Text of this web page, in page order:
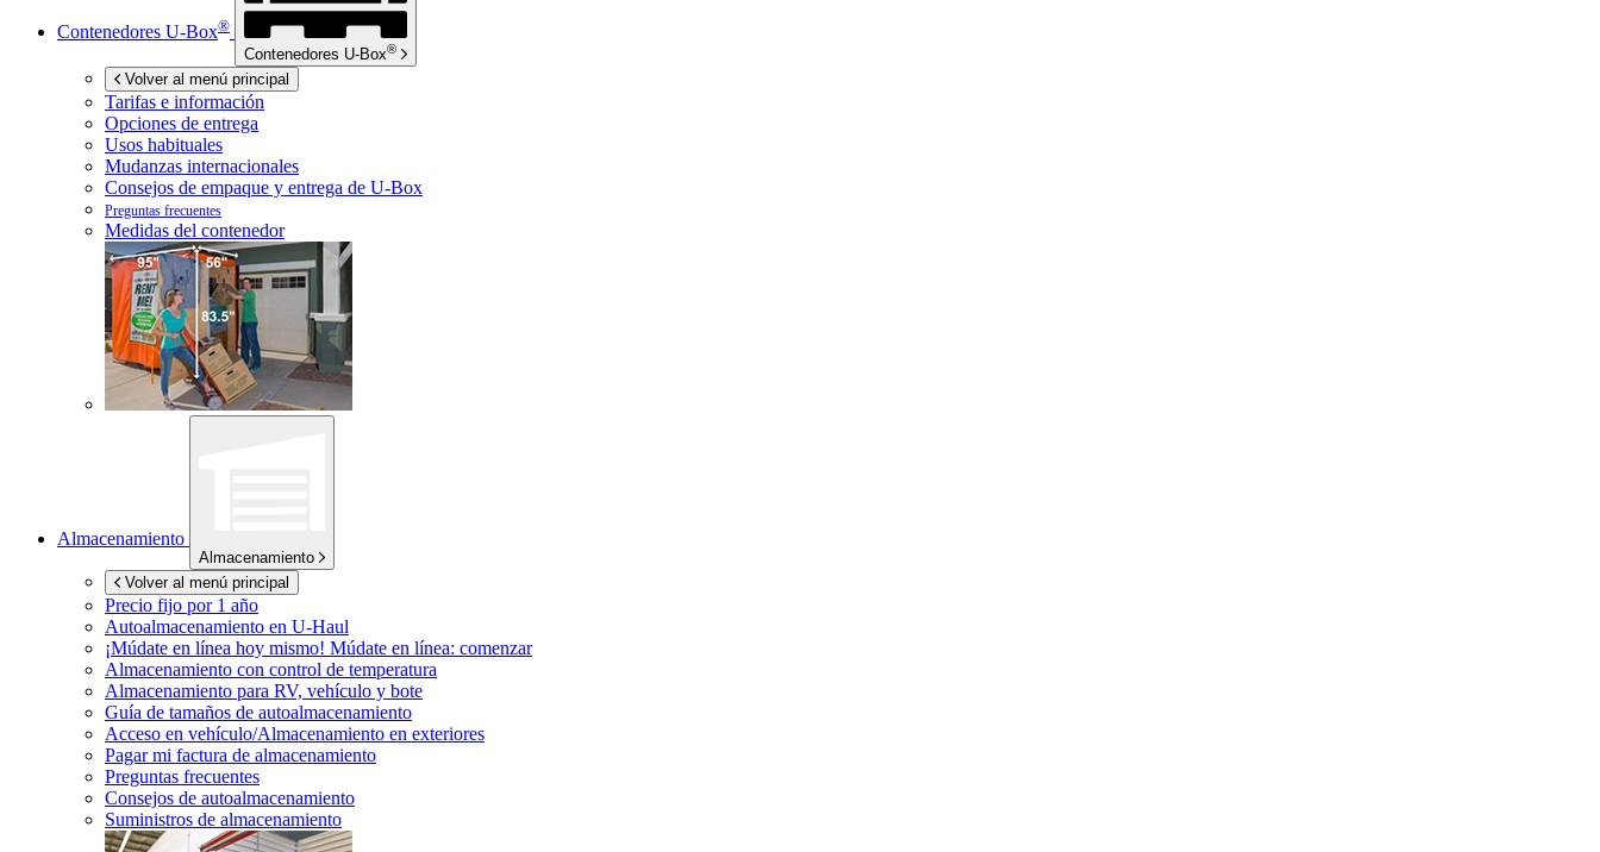
Contenedores U-Box®
Contenedores U-Box®
Volver al menú principal
Tarifas e información
Opciones de entrega
Usos habituales
Mudanzas internacionales
Consejos de empaque y entrega de U-Box
Preguntas frecuentes
Medidas del contenedor
Almacenamiento
Almacenamiento
Volver al menú principal
Precio fijo por 1 año
Autoalmacenamiento en U-Haul
¡Múdate en línea hoy mismo! Múdate en línea: comenzar
Almacenamiento con control de temperatura
Almacenamiento para RV, vehículo y bote
Guía de tamaños de autoalmacenamiento
Acceso en vehículo/Almacenamiento en exteriores
Pagar mi factura de almacenamiento
Preguntas frecuentes
Consejos de autoalmacenamiento
Suministros de almacenamiento